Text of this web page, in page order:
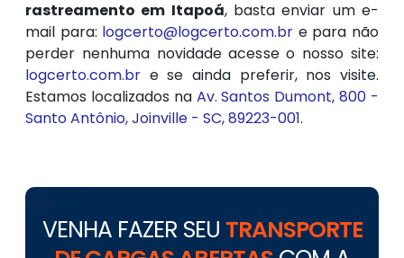
rastreamento em Itapoá, basta enviar um e-
mail para: logcerto@logcerto.com.br e para não
perder nenhuma novidade acesse o nosso site:
logcerto.com.br e se ainda preferir, nos visite.
Estamos localizados na Av. Santos Dumont, 800 -
Santo Antônio, Joinville - SC, 89223-001.
VENHA FAZER SEU TRANSPORTE